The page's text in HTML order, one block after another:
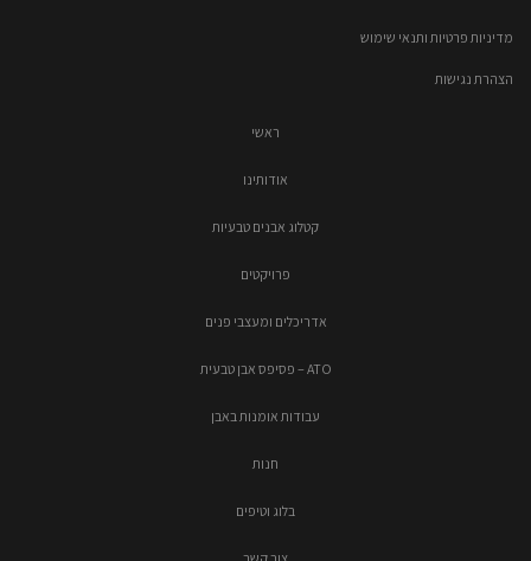
מדיניות פרטיות ותנאי שימוש
הצהרת נגישות
ראשי
אודותינו
קטלוג אבנים טבעיות
פרויקטים
אדריכלים ומעצבי פנים
ATO – פסיפס אבן טבעית
עבודות אומנות באבן
חנות
בלוג וטיפים